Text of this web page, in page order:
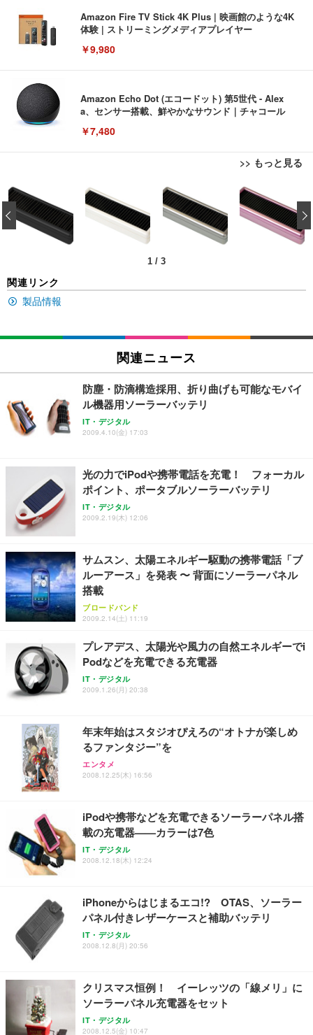
Amazon Fire TV Stick 4K Plus | 映画館のような4K
体験 | ストリーミングメディアプレイヤー
￥9,980
Amazon Echo Dot (エコードット) 第5世代 - Alex
a、センサー搭載、鮮やかなサウンド｜チャコール
￥7,480
>> もっと見る
[EdoErgo] オフィスチェア 椅子 テレワーク 疲れな
い 跳ね上げ式アームレスト コンパクト 約105度ロッ
キング pc 事務椅子 360度回転 座面昇降 強化ナイロ
ン樹脂ベース 通気性メッシュ 在宅ワーク H-WY01
(黒網+黒枠+黒足)
ュチェア 人間工学 疲れない ブラック
Sezlife オフィスチェア デスクチェア 疲れない テレ
ワーク チェア 強化バックレスト 30度ロッキング機
レスト 3Dヘッドレスト ハンガー付き 高反発クッシ
ョン PCチェア 通気性メッシュ ゲーミング/勉強/事
務用 おしゃれ パソコンチェア (ブラック)
￥7,680
Sezlife オフィスチェア デスクチェア 疲れない テレ
レスト 3Dヘッドレスト ハンガー付き 高反発クッシ
ョン PCチェア 通気性メッシュ ゲーミング/勉強/事
務用 おしゃれ パソコンチェア (ホワイト)
￥7,680
ANDWINT オフィスチェア デスクチェア 肘なし メ
ト 幅52×奥行58.5×高さ84～96cm テレワーク 在宅
勤務 ブラック
￥4,139
EIZO ビジネス向けプレミアムモニター | FlexScan
EV3240X-WT | 31.5型4K UHD・USB Type-C・ホワ
イト
￥105,595
【純正品】27"ゲーミングモニター DualSense 充電
フック付き（CFI-ZDM1J）
￥49,979
【整備済み品】Dell E2724HS 27インチ 液晶モニタ
応 ComfortView ビジネス向け
￥15,800
【MiniLED/24.5inch/280Hz/FHD】GRAPHT THE S
像低減 (3年保証 | 輝点保証 | 日本メーカー)
￥34,980
Amazonベーシック ペットシーツ 薄型 レギュラー 1
回使い捨て 無香料 ホワイト 300枚
￥3,373
x2袋(84枚) ホワイト(吸収面:ライトブルー)
ネオ・ルーライフ ネオ・オムツ L 中型犬用 26枚入
り 単品
￥1,800
Smart Basic(スマートベーシック) 【Amazon.co.jp
￥3,670
アイリスオーヤマ ペットシーツ 超厚型 お徳用 レギ
￥3,731
1 / 3
‹
関連リンク
製品情報
関連ニュース
防塵・防滴構造採用、折り曲げも可能なモバイ
ル機器用ソーラーバッテリ
IT・デジタル
2009.4.10(金) 17:03
光の力でiPodや携帯電話を充電！ フォーカル
ポイント、ポータブルソーラーバッテリ
IT・デジタル
2009.2.19(木) 12:06
サムスン、太陽エネルギー駆動の携帯電話「ブ
ルーアース」を発表 〜 背面にソーラーパネル
搭載
ブロードバンド
2009.2.14(土) 11:19
プレアデス、太陽光や風力の自然エネルギーでi
Podなどを充電できる充電器
IT・デジタル
2009.1.26(月) 20:38
年末年始はスタジオぴえろの“オトナが楽しめ
るファンタジー”を
エンタメ
2008.12.25(木) 16:56
iPodや携帯などを充電できるソーラーパネル搭
載の充電器——カラーは7色
IT・デジタル
2008.12.18(木) 12:24
iPhoneからはじまるエコ!? OTAS、ソーラー
パネル付きレザーケースと補助バッテリ
IT・デジタル
2008.12.8(月) 20:56
クリスマス恒例！ イーレッツの「線メリ」に
ソーラーパネル充電器をセット
IT・デジタル
2008.12.5(金) 10:47